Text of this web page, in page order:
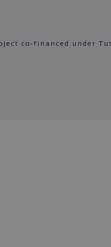
co-financed under